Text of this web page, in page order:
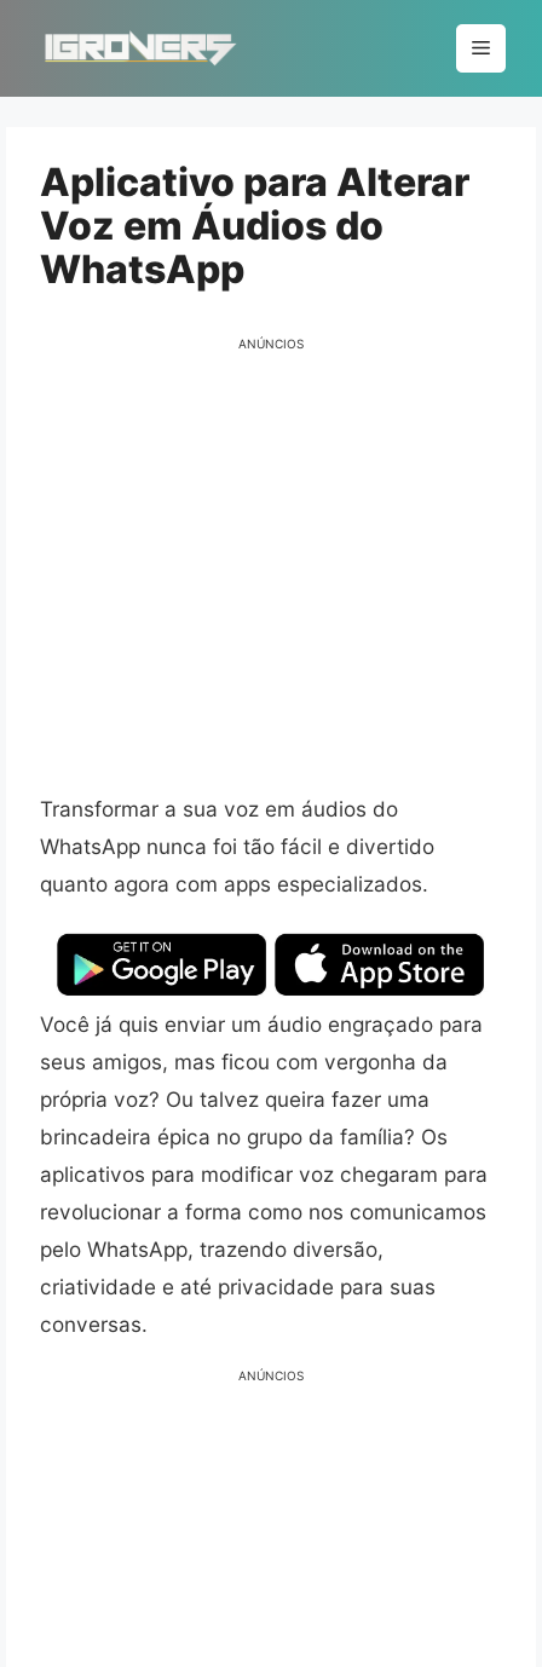
conteúdo
Menu
Aplicativo para Alterar
Voz em Áudios do
WhatsApp
ANÚNCIOS
Transformar a sua voz em áudios do
WhatsApp nunca foi tão fácil e divertido
quanto agora com apps especializados.
Você já quis enviar um áudio engraçado para
seus amigos, mas ficou com vergonha da
própria voz? Ou talvez queira fazer uma
brincadeira épica no grupo da família? Os
aplicativos para modificar voz chegaram para
revolucionar a forma como nos comunicamos
pelo WhatsApp, trazendo diversão,
criatividade e até privacidade para suas
conversas.
ANÚNCIOS